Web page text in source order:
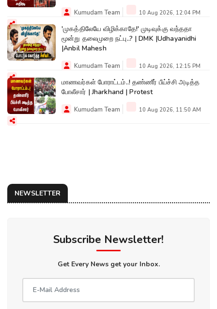
Kumudam Team 10 Aug 2026, 12:04 PM
'முகத்திலேயே விழிக்காதே!' முடிவுக்கு வந்ததா
மூன்று தலைமுறை நட்பு..? | DMK |Udhayanidhi
|Anbil Mahesh
Kumudam Team 10 Aug 2026, 12:15 PM
மாணவர்கள் போராட்டம்..! தண்ணீர் பீய்ச்சி அடித்த
போலீசார் | Jharkhand | Protest
Kumudam Team 10 Aug 2026, 11:50 AM
NEWSLETTER
Subscribe Newsletter!
Get Every News get your Inbox.